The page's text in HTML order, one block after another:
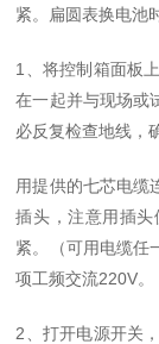
紧。扁圆表换电池
1、将控制箱面板
在一起并与现场或
必反复检查地线，
用提供的七芯电缆
插头，注意用插
紧。（可用电缆任
项工频交流220V。
2、打开电源开关